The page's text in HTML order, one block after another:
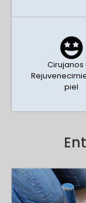
Cirujanos
piel